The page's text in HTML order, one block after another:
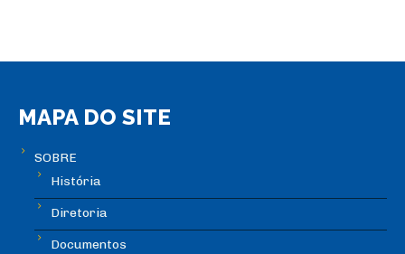
MAPA DO SITE
SOBRE
História
Diretoria
Documentos